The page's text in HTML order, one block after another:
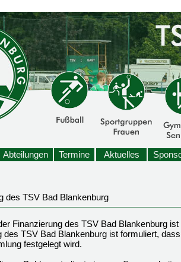
Abteilungen Termine Aktuelles
Finanzierung des TSV Bad Blankenburg
des TSV Bad Blankenburg ist formuliert,
festgelegt wird.